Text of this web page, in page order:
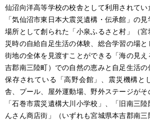
仙沼向洋高等学校の校舎として利用されて
「気仙沼市東日本大震災遺構・伝承館」の
場所として創られた「小泉ふるさと村」（
災時の自給自足生活の体験、総合学習の場
街地の全体を見渡すことができる「海の見
吉郡南三陸町）での自然の恵みと自足生活
保存されている「高野会館」、震災機構と
舎、プール、屋外運動場、野外ステージが
「石巻市震災遺構大川小学校」、「旧南三
んさん商店街」（いずれも宮城県本吉郡南三